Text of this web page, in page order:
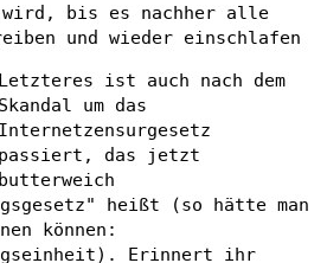
wird, bis es nachher alle
und wieder einschlafen
Letzteres ist auch nach dem
Skandal um das
Internetzensurgesetz
passiert, das jetzt
butterweich
heißt (so hätte man
können:
Erinnert ihr